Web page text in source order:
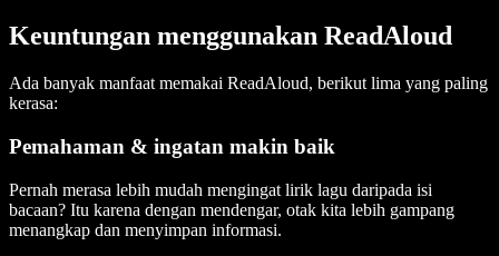
Keuntungan menggunakan ReadAloud
Ada banyak manfaat memakai ReadAloud, berikut lima yang paling
kerasa:
Pemahaman & ingatan makin baik
Pernah merasa lebih mudah mengingat lirik lagu daripada isi
bacaan? Itu karena dengan mendengar, otak kita lebih gampang
menangkap dan menyimpan informasi.